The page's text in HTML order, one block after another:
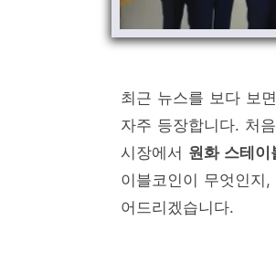
최근 뉴스를 보다 보면
자주 등장합니다. 처
시장에서 원화 스테이
이블코인이 무엇인지
어드리겠습니다.